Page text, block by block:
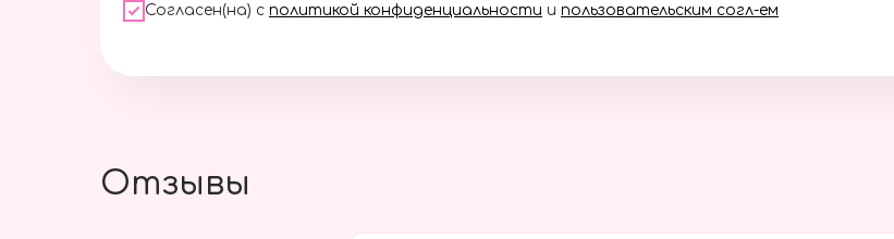
Согласен(на) с политикой конфиденциальности и пользовательским согл-ем
Отзывы